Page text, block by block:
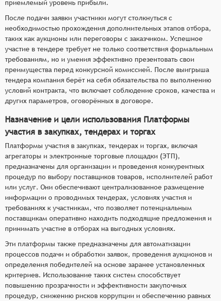
приемлемый уровень прибыли.
После подачи заявки участники могут столкнуться с
необходимостью прохождения дополнительных этапов отбора,
таких как аукционы или переговоры с заказчиком. Успешное
участие в тендере требует не только соответствия формальным
требованиям, но и умения эффективно презентовать свои
преимущества перед конкурсной комиссией. После выигрыша
тендера компания берёт на себя обязательства по выполнению
условий контракта, что включает соблюдение сроков, качества и
других параметров, оговорённых в договоре.
Назначение и цели использования Платформы
участия в закупках, тендерах и торгах
Платформы участия в закупках, тендерах и торгах, включая
агрегаторы и электронные торговые площадки (ЭТП),
предназначены для организации и проведения конкурентных
процедур по выбору поставщиков товаров, исполнителей работ
или услуг. Они обеспечивают централизованное размещение
информации о проводимых тендерах, условиях участия и
требованиях к участникам, что позволяет потенциальным
поставщикам оперативно находить подходящие предложения и
принимать участие в отборах на выгодных условиях.
Эти платформы также предназначены для автоматизации
процессов подачи и обработки заявок, проведения аукционов и
определения победителей на основе заранее установленных
критериев. Использование таких систем способствует
повышению прозрачности и эффективности закупочных
процедур, снижению рисков коррупции и обеспечению равных